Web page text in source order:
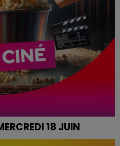
18 JUIN
18 JUIN